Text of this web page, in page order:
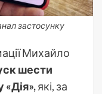
застосунку
Михайло
шести
«Дія»,які, за